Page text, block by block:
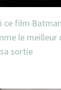
ce film
le meilleur
sortie